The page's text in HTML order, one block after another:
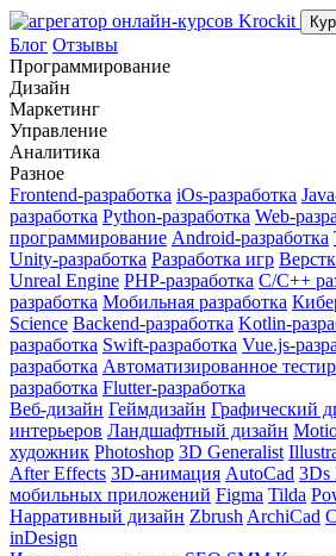
Блог Отзывы
Программирование
Дизайн
Маркетинг
Управление
Аналитика
Разное
Frontend-разработка iOs-разработка
разработка Python-разработка Web-
программирование Android-разработка
Unity-разработка Разработка игр
Unreal Engine PHP-разработка C/C++
разработка Мобильная разработка
Science Вackend-разработка Kotlin-
разработка Swift-разработка Vue.js-
разработка Автоматизированное
разработка Flutter-разработка
Веб-дизайн Геймдизайн Графический
интерьеров Ландшафтный дизайн
художник Photoshop 3D Generalist
After Effects 3D-анимация AutoCad 3Ds
мобильных приложений Figma Tilda
Нарративный дизайн Zbrush ArchiCad
inDesign